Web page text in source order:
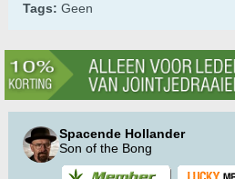
Tags: Geen
Spacende Hollander
Son of the Bong